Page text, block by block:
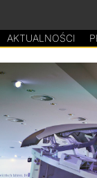
AKTUALNOŚCI